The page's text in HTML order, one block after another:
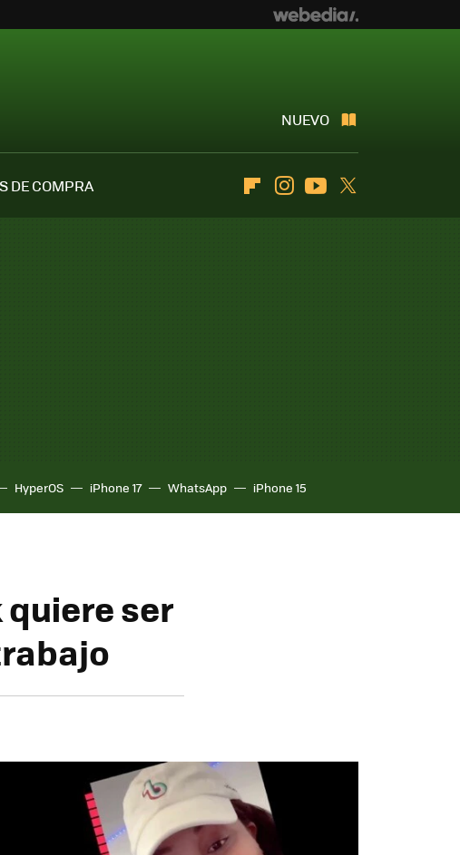
NUEVO
DE COMPRA
FlipboardInstagramYoutube
HyperOS iPhone 17 WhatsApp iPhone 15
quiere ser